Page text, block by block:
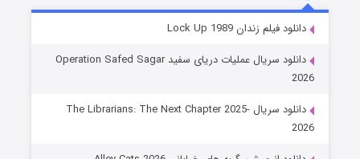
شوهر
دانلود فیلم زندان Lock Up 1989
دانلود سریال عملیات دریای سفید Operation Safed Sagar
2026
دانلود سریال The Librarians: The Next Chapter 2025-
2026